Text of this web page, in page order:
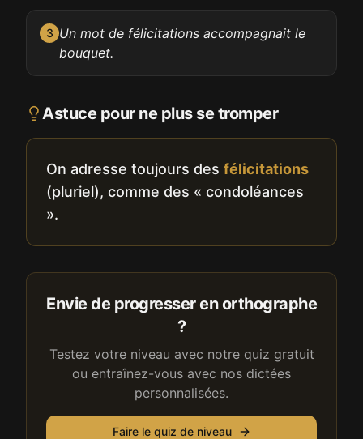
3 Un mot de félicitations accompagnait le
bouquet.
Astuce pour ne plus se tromper
On adresse toujours des félicitations
(pluriel), comme des « condoléances
».
Envie de progresser en orthographe
?
Testez votre niveau avec notre quiz gratuit
ou entraînez-vous avec nos dictées
personnalisées.
Faire le quiz de niveau